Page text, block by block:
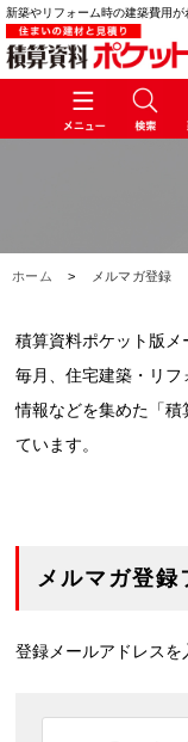
新築やリフォーム時の建築費用が
ホーム > メルマガ登録
積算資料ポケット版メ
毎月、住宅建築・リ
情報などを集めた「
ています。
メルマガ登録
登録メールアドレス